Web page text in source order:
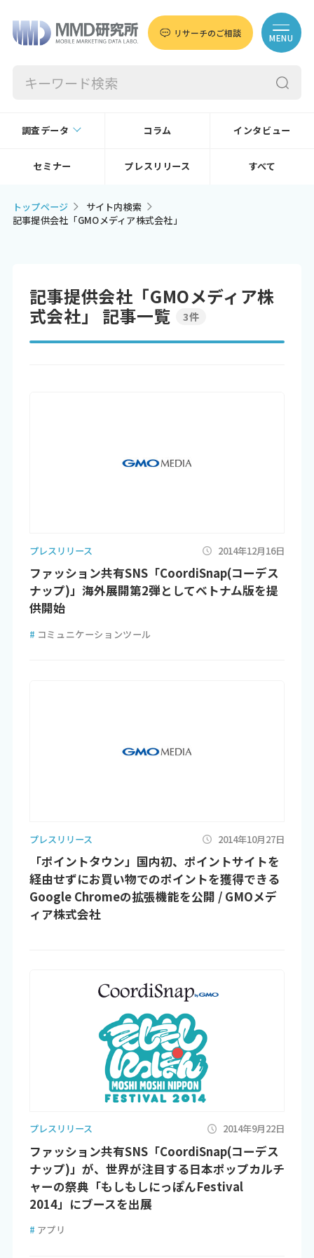
リサーチのご相談 MENU
調査データ コラム インタビュー
セミナー プレスリリース すべて
トップページ
サイト内検索
記事提供会社「GMOメディア株式会社」
記事提供会社「GMOメディア株
式会社」 記事一覧
3件
プレスリリース 2014年12月16日
ファッション共有SNS「CoordiSnap(コーデス
ナップ)」海外展開第2弾としてベトナム版を提
供開始
# コミュニケーションツール
プレスリリース 2014年10月27日
「ポイントタウン」国内初、ポイントサイトを
経由せずにお買い物でのポイントを獲得できる
Google Chromeの拡張機能を公開 / GMOメデ
ィア株式会社
プレスリリース 2014年9月22日
ファッション共有SNS「CoordiSnap(コーデス
ナップ)」が、世界が注目する日本ポップカルチ
ャーの祭典「もしもしにっぽんFestival
2014」にブースを出展
# アプリ